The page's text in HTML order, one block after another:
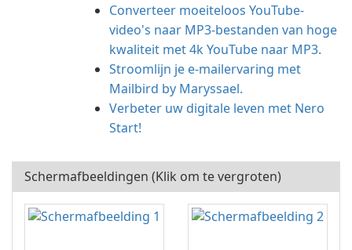
Converteer moeiteloos YouTube-
video's naar MP3-bestanden van hoge
kwaliteit met 4k YouTube naar MP3.
Stroomlijn je e-mailervaring met
Mailbird by Maryssael.
Verbeter uw digitale leven met Nero
Start!
Schermafbeeldingen (Klik om te vergroten)